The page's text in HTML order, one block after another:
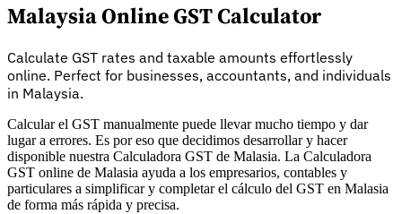
Malaysia Online GST Calculator
Calculate GST rates and taxable amounts effortlessly
online. Perfect for businesses, accountants, and individuals
in Malaysia.
Calcular el GST manualmente puede llevar mucho tiempo y dar
lugar a errores. Es por eso que decidimos desarrollar y hacer
disponible nuestra Calculadora GST de Malasia. La Calculadora
GST online de Malasia ayuda a los empresarios, contables y
particulares a simplificar y completar el cálculo del GST en Malasia
de forma más rápida y precisa.